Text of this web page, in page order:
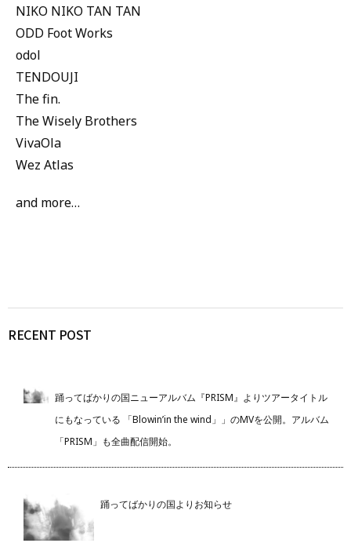
NIKO NIKO TAN TAN
ODD Foot Works
odol
TENDOUJI
The fin.
The Wisely Brothers
VivaOla
Wez Atlas
and more…
RECENT POST
踊ってばかりの国ニューアルバム『PRISM』よりツアータイトル
にもなっている 「Blowin’in the wind」」のMVを公開。アルバム
「PRISM」も全曲配信開始。
踊ってばかりの国よりお知らせ